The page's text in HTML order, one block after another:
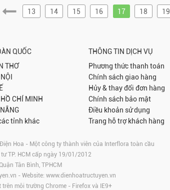
13 14 15 16 17 18 19
QUỐC
THƠ
CHÍ MINH
tỉnh khác
THÔNG TIN DỊCH VỤ
Phương thức thanh toán
Chính sách giao hàng
Hủy & thay đổi đơn hàng
Chính sách bảo mật
Điều khoản sử dụng
Trang hỗ trợ khách hàng
Hoa - Một công ty thành viên của Interflora toàn cầu
TP. HCM cấp ngày 19/01/2012
Tân Bình, TPHCM
- Website: www.dienhoatructuyen.vn
trên môi trường Chrome - Firefox và IE9+